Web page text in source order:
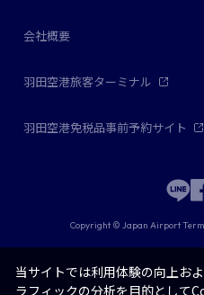
会社概要
羽田空港旅客ターミナル
羽田空港免税品事前予約サイト
Copyright © Japan Airport
当サイトでは利用体験の向上お
ラフィックの分析を目的として